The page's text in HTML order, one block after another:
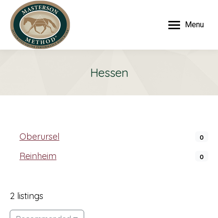
Menu
Hessen
Oberursel 0
Reinheim 0
2 listings